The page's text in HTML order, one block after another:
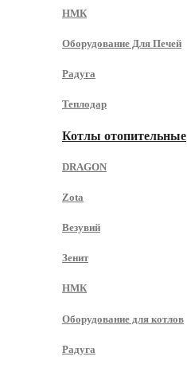
НМК
Оборудование Для Печей
Радуга
Теплодар
Котлы отопительные
DRAGON
Zota
Везувий
Зенит
НМК
Оборудование для котлов
Радуга